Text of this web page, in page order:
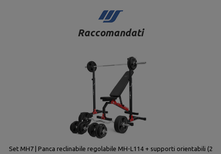
Raccomandati
Set MH7 | Panca reclinabile regolabile MH-L114 + supporti orientabili (2